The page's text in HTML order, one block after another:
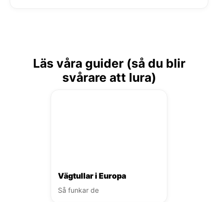
Läs våra guider (så du blir
svårare att lura)
Vägtullar i Europa
Så funkar de